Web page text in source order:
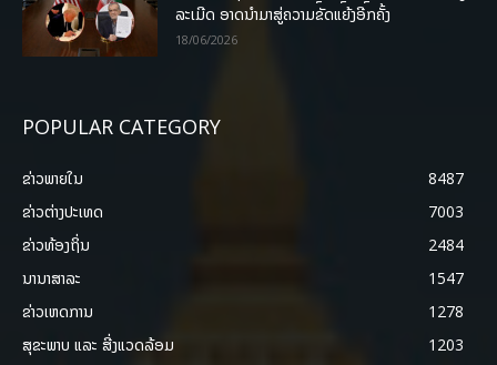
ລະເມີດ ອາດນໍາມາສູ່ຄວາມຂັດແຍ້ງອີກຄັ້ງ
18/06/2026
POPULAR CATEGORY
ຂ່າວພາຍ​ໃນ
8487
ຂ່າວຕ່າງປະເທດ
7003
ຂ່າວທ້ອງຖິ່ນ
2484
ນານາສາລະ
1547
ຂ່າວເຫດການ
1278
ສຸຂະພາບ ແລະ ສີ່ງແວດລ້ອມ
1203